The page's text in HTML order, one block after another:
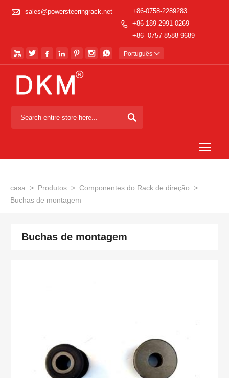
 sales@powersteeringrack.net

+86-0758-2289283
+86-189 2991 0269
+86- 0757-8588 9689
       Português 

casa > Produtos > Componentes do Rack de direção >
Buchas de montagem
Buchas de montagem